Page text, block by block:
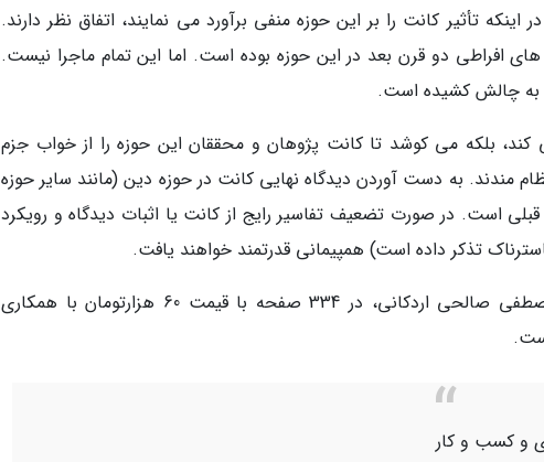
تأثیر کانت را بر این حوزه منفی برآورد می نمایند، اتفاق نظر دارند.
های افراطی دو قرن بعد در این حوزه بوده است. اما این تمام ماجرا نیست.
به چالش کشیده است.
بلکه می کوشد تا کانت پژوهان و محققان این حوزه را از خواب جزم
مندند. به دست آوردن دیدگاه نهایی کانت در حوزه دین (مانند سایر حوزه
است. در صورت تضعیف تفاسیر رایج از کانت یا اثبات دیدگاه و رویکرد
تذکر داده است) همپیمانی قدرتمند خواهند یافت.
کتاب نگاهی نو به فلسفه دین کانت تألیف مصطفی صالحی اردکانی، در 334 صفحه با قیمت 60 هزارتومان با همکاری
و کسب و کار